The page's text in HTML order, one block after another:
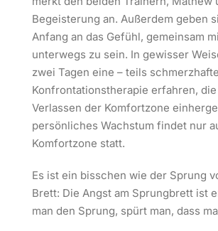
Begeisterung an. Außerdem geben
Anfang an das Gefühl, gemeinsam
unterwegs zu sein. In gewisser
zwei Tagen eine – teils
Konfrontationstherapie erfahren,
Verlassen der Komfortzone
persönliches Wachstum findet nur
Komfortzone statt.
Es ist ein bisschen wie der Sprung
Brett: Die Angst am Sprungbrett ist
man den Sprung, spürt man, dass